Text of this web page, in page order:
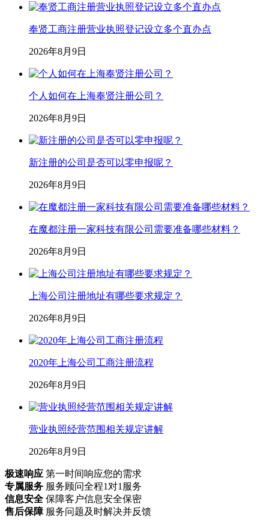
奉贤工商注册营业执照登记设立多个直办点
2026年8月9日
个人如何在上海奉贤注册公司？
2026年8月9日
新注册的公司是否可以零申报呢？
2026年8月9日
在魔都注册一家科技有限公司需要准备哪些材料？
2026年8月9日
上海公司注册地址有哪些要求规定？
2026年8月9日
2020年上海公司工商注册流程
2026年8月9日
营业执照经营范围相关规定讲解
2026年8月9日
极速响应 第一时间响应您的需求
专属服务 服务顾问全程1对1服务
信息安全 保障客户信息安全保密
售后保障 服务问题及时解决并反馈